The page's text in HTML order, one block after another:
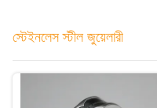
স্টেইনলেস স্টীল জুয়েলারী